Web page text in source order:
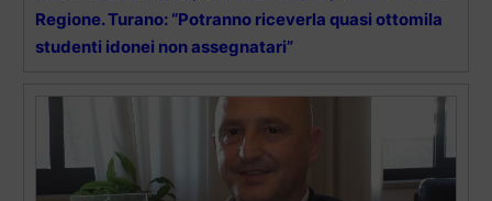
Regione. Turano: “Potranno riceverla quasi ottomila
studenti idonei non assegnatari”